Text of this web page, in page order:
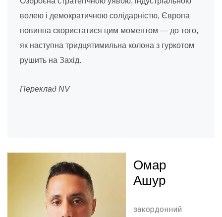
Омар
Ашур
закордонний
волею і демократичною солідарністю, Європа
повинна скористатися цим моментом — до того,
як наступна тридцятимильна колона з гуркотом
рушить на Захід.
Переклад NV